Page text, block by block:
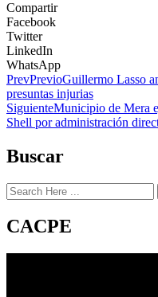
Compartir
Facebook
Twitter
LinkedIn
WhatsApp
PrevPrevioGuillermo Lasso
presuntas injurias
SiguienteMunicipio de Mera
Shell por administración
Buscar
CACPE